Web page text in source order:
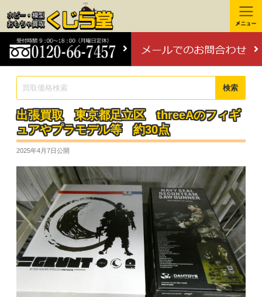
検索
出張買取 東京都足立区 threeAのフィギ
ュアやプラモデル等 約30点
2025年4月7日公開